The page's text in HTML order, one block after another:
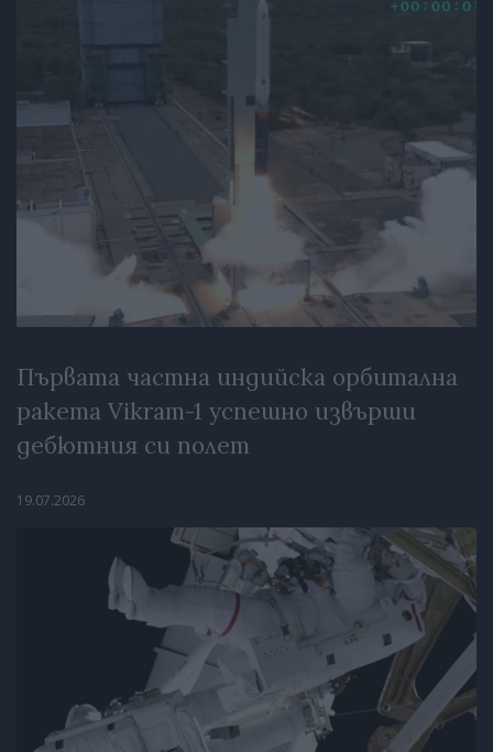
Първата частна индийска орбитална
ракета Vikram-1 успешно извърши
дебютния си полет
19.07.2026